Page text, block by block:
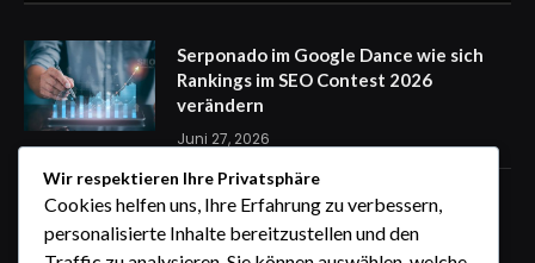
Serponado im Google Dance wie sich
Rankings im SEO Contest 2026
verändern
Juni 27, 2026
Zaunfelder von WIŚNIOWSKI –
professionelle Lösungen für sichere
Unternehmensgelände
Wir respektieren Ihre Privatsphäre
Cookies helfen uns, Ihre Erfahrung zu verbessern,
personalisierte Inhalte bereitzustellen und den